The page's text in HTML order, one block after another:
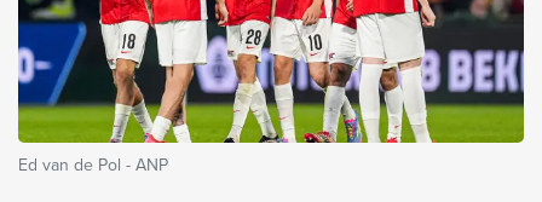
Ed van de Pol - ANP